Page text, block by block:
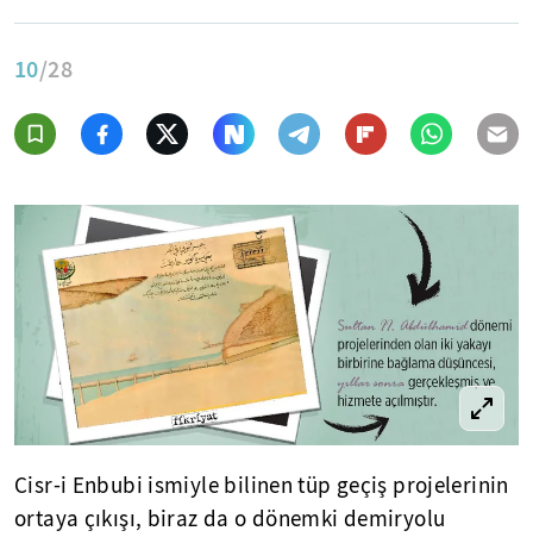
10/28
Cisr-i Enbubi ismiyle bilinen tüp geçiş projelerinin
ortaya çıkışı, biraz da o dönemki demiryolu